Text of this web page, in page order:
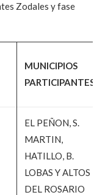
Zodales y fase
MUNICIPIOS
PARTICIPANTES
EL PEÑON, S.
MARTIN,
HATILLO, B.
LOBAS Y ALTOS
DEL ROSARIO